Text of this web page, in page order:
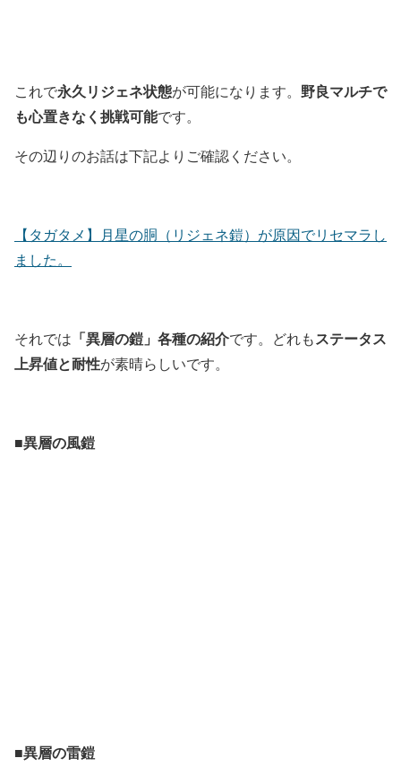
これで永久リジェネ状態が可能になります。 野良マルチで
も心置きなく挑戦可能です。
その辺りのお話は下記よりご確認ください。
【タガタメ】月星の胴（リジェネ鎧）が原因でリセマラし
ました。
それでは 「異層の鎧」 各種の紹介です。どれもステータス
上昇値と耐性が素晴らしいです。
■異層の風鎧
■異層の雷鎧